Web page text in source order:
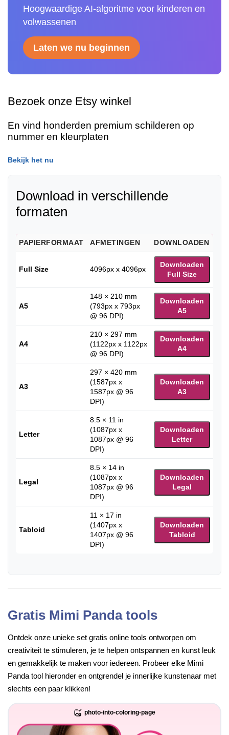
Hoogwaardige AI-algoritme voor kinderen en
volwassenen
Laten we nu beginnen
Bezoek onze Etsy winkel
En vind honderden premium schilderen op
nummer en kleurplaten
Bekijk het nu
Download in verschillende
formaten
PAPIERFORMAAT AFMETINGEN DOWNLOADEN
Full Size 4096px x 4096px
Downloaden
Full Size
A5
148 × 210 mm
(793px x 793px
@ 96 DPI)
Downloaden
A5
A4
210 × 297 mm
(1122px x 1122px
@ 96 DPI)
Downloaden
A4
A3
297 × 420 mm
(1587px x
1587px @ 96
DPI)
Downloaden
A3
Letter
8.5 × 11 in
(1087px x
1087px @ 96
DPI)
Downloaden
Letter
Legal
8.5 × 14 in
(1087px x
1087px @ 96
DPI)
Downloaden
Legal
Tabloid
11 × 17 in
(1407px x
1407px @ 96
DPI)
Downloaden
Tabloid
Gratis Mimi Panda tools
Ontdek onze unieke set gratis online tools ontworpen om
creativiteit te stimuleren, je te helpen ontspannen en kunst leuk
en gemakkelijk te maken voor iedereen. Probeer elke Mimi
Panda tool hieronder en ontgrendel je innerlijke kunstenaar met
slechts een paar klikken!
photo-into-coloring-page